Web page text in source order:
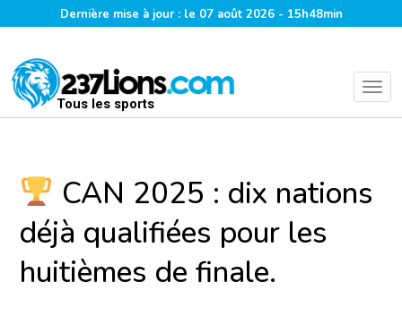
Dernière mise à jour : le 07 août 2026 - 15h48min
Tous les sports
CAN 2025 : dix nations
déjà qualifiées pour les
huitièmes de finale.